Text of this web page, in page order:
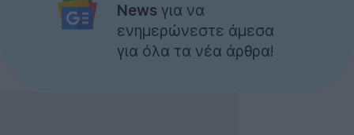
News για να
ενημερώνεστε άμεσα
για όλα τα νέα άρθρα!